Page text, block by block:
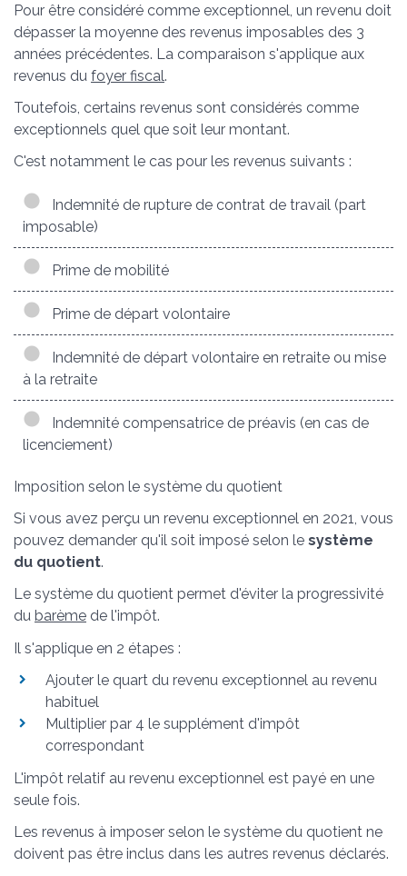
Pour être considéré comme exceptionnel, un revenu doit
dépasser la moyenne des revenus imposables des 3
années précédentes. La comparaison s'applique aux
revenus du foyer fiscal.
Toutefois, certains revenus sont considérés comme
exceptionnels quel que soit leur montant.
C'est notamment le cas pour les revenus suivants :
Indemnité de rupture de contrat de travail (part
imposable)
Prime de mobilité
Prime de départ volontaire
Indemnité de départ volontaire en retraite ou mise
à la retraite
Indemnité compensatrice de préavis (en cas de
licenciement)
Imposition selon le système du quotient
Si vous avez perçu un revenu exceptionnel en 2021, vous
pouvez demander qu'il soit imposé selon le système
du quotient.
Le système du quotient permet d'éviter la progressivité
du barème de l'impôt.
Il s'applique en 2 étapes :
Ajouter le quart du revenu exceptionnel au revenu
habituel
Multiplier par 4 le supplément d'impôt
correspondant
L'impôt relatif au revenu exceptionnel est payé en une
seule fois.
Les revenus à imposer selon le système du quotient ne
doivent pas être inclus dans les autres revenus déclarés.